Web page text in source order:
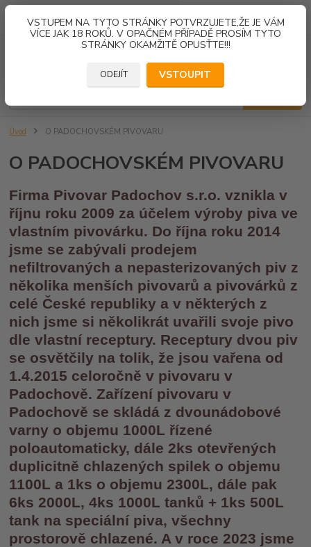
VSTUPEM NA TYTO STRÁNKY POTVRZUJETE,ŽE JE VÁM
VÍCE JAK 18 ROKŮ. V OPAČNÉM PŘÍPADĚ PROSÍM TYTO
STRÁNKY OKAMŽITĚ OPUSŤTE!!!
ODEJÍT VSTOUPIT
za0,00 Kč
Úvod O PADOCHOVSKÉM PIVOVARU
O PADOCHOVSKÉM PIVOVARU
Firma Pivovar Padochov s.r.o. vznikla v
říjnu roku 2009 za účelem výroby piva ve
vlastním pivovárku. Do října roku 2014
jsme se zabývali prodejem
nefiltrovaných a nepasterizovaných piv z
několika menších pivovarů a pivovárků z
celé České republiky a v některých z
nich jsme si několikrát uvařili svoje pivo
dle vlastní receptury. Receptury dvou piv
se osvětčily na tolik, že jsou vařena od
1.4.2015 celoročně v pivovaru v
Padochově. Zařízení pivovaru v
Padochově se skládá z dvounádobové
varny o objemu 1000L řízené
poloautomaticky, dále 2ks otevřených
duplicitně chlazených spilek o objemu
1100L a 1ks o objemu 2300L, dále pak
6ks 2000L, 4ks 1000L tanků + 1ks 500L
tank na speciální piva, všechny
prostorově chlazené. A v roce 2023 jsme